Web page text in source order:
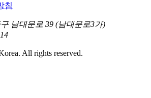
침
남대문로 39 (남대문로3가)
All rights reserved.